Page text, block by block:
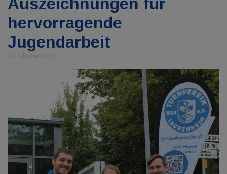
hervorragende
Jugendarbeit